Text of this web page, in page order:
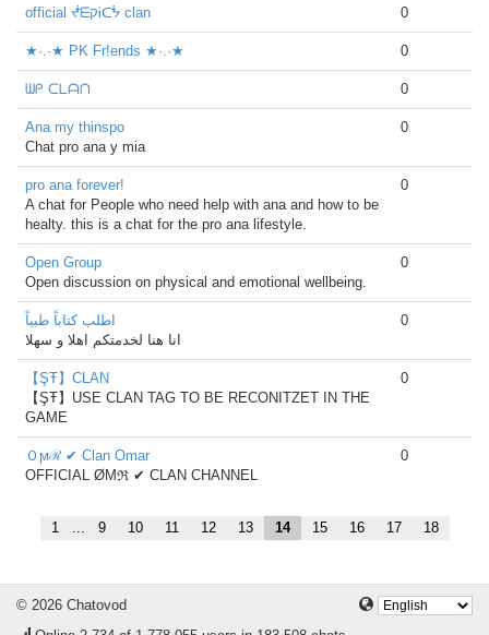
official ᖫᗴקᎥᑕᖭ clan 0
★·.·★ PK Fr!ends ★·.·★ 0
ᗯᑭ ᑕᒪᗩᑎ 0
Ana my thinspo
Chat pro ana y mia
0
pro ana forever!
A chat for People who need help with ana and how to be
healty. this is a chat for the pro ana lifestyle.
0
Open Group
Open discussion on physical and emotional wellbeing.
0
اطلب كتاباً طبياً
انا هنا لخدمتكم اهلا و سهلا
0
【ŞŦ】CLAN
【ŞŦ】USE CLAN TAG TO BE RECONITZET IN THE
GAME
0
Ｏϻℛ ✔ Clan Omar
OFFICIAL ØΜℜ ✔ CLAN CHANNEL
0
1 ... 9 10 11 12 13 14 15 16 17 18
© 2026 Chatovod